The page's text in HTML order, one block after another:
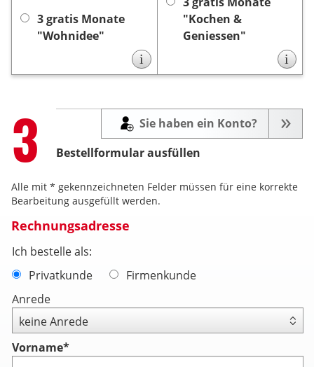
3 gratis Monate
"Wohnidee"
ist
keine Kündigung
notwendig.
i
"Kochen &
Geniessen"
Kündigung notwendig.
i
Step
3 Bestellformular ausfüllen
Sie haben ein Konto?
Alle mit * gekennzeichneten Felder müssen für eine korrekte
Bearbeitung ausgefüllt werden.
Rechnungsadresse
Ich bestelle als:
Privatkunde
Firmenkunde
Anrede
Vorname*